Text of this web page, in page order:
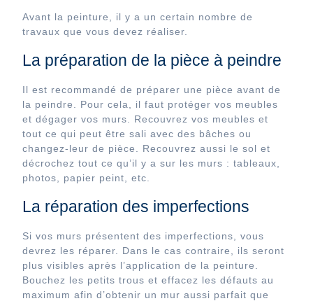
Avant la peinture, il y a un certain nombre de
travaux que vous devez réaliser.
La préparation de la pièce à peindre
Il est recommandé de préparer une pièce avant de
la peindre. Pour cela, il faut protéger vos meubles
et dégager vos murs. Recouvrez vos meubles et
tout ce qui peut être sali avec des bâches ou
changez-leur de pièce. Recouvrez aussi le sol et
décrochez tout ce qu’il y a sur les murs : tableaux,
photos, papier peint, etc.
La réparation des imperfections
Si vos murs présentent des imperfections, vous
devrez les réparer. Dans le cas contraire, ils seront
plus visibles après l’application de la peinture.
Bouchez les petits trous et effacez les défauts au
maximum afin d’obtenir un mur aussi parfait que